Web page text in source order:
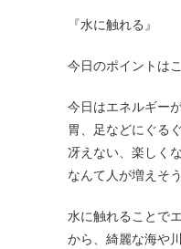
『水に触れる』
今日のポイントはこ
今日はエネルギー
胃、足などにぐる
冴えない、楽しく
なんて人が増えそう
水に触れることで
から、綺麗な海や